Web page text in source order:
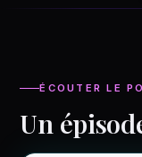
ÉCOUTER LE
Un